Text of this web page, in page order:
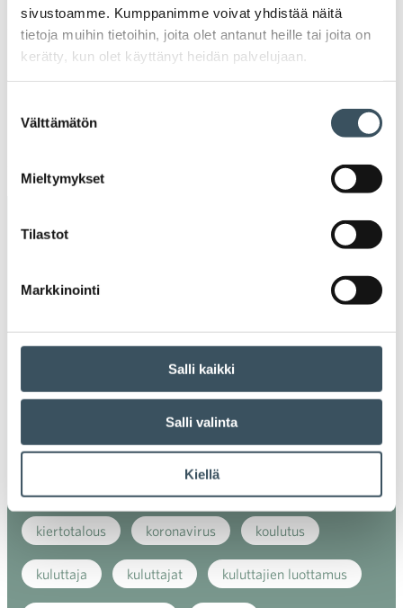
sivustoamme. Kumppanimme voivat yhdistää näitä
tietoja muihin tietoihin, joita olet antanut heille tai joita on
kerätty, kun olet käyttänyt heidän palvelujaan.
valinta
Välttämätön
Mieltymykset
Tilastot
Markkinointi
Salli kaikki
Salli valinta
Kiellä
2020
2019
Avainsanat
ilmasto kansainvälinen kilpailu
kansainvälinen verkkokauppa kasvu
kiertotalous koronavirus koulutus
kuluttaja kuluttajat kuluttajien luottamus